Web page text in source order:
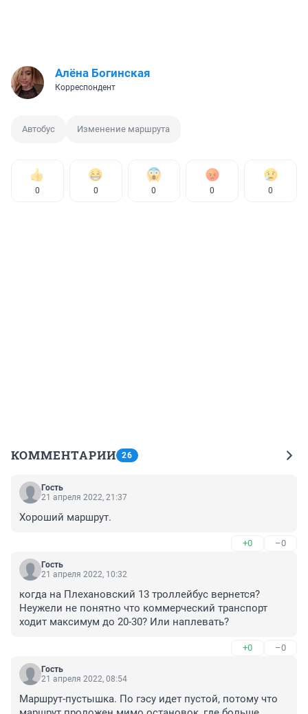
Алёна Богинская
Корреспондент
Автобус Изменение маршрута
0 0 0 0 0
КОММЕНТАРИИ 26
Гость
21 апреля 2022, 21:37
Хороший маршрут.
+0 –0
Гость
21 апреля 2022, 10:32
когда на Плехановский 13 троллейбус вернется?
Неужели не понятно что коммерческий транспорт
ходит максимум до 20-30? Или наплевать?
+0 –0
Гость
21 апреля 2022, 08:54
Маршрут-пустышка. По гэсу идет пустой, потому что